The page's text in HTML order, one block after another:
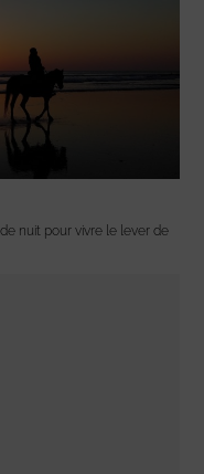
nuit pour vivre le lever de